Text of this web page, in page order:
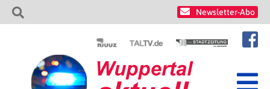
Newsletter-Abo